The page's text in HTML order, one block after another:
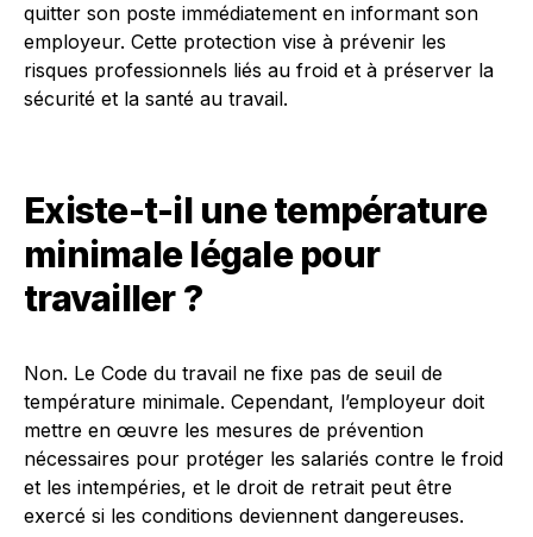
quitter son poste immédiatement en informant son
employeur. Cette protection vise à prévenir les
risques professionnels liés au froid et à préserver la
sécurité et la santé au travail.
Existe-t-il une température
minimale légale pour
travailler ?
Non. Le Code du travail ne fixe pas de seuil de
température minimale. Cependant, l’employeur doit
mettre en œuvre les mesures de prévention
nécessaires pour protéger les salariés contre le froid
et les intempéries, et le droit de retrait peut être
exercé si les conditions deviennent dangereuses.